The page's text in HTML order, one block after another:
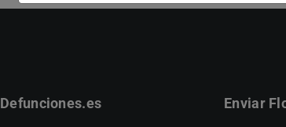
Defunciones.es Enviar